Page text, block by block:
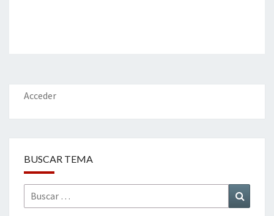
Acceder
BUSCAR TEMA
Buscar
por: